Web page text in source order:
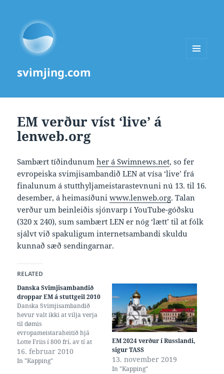
svimjing.com
EM verður víst ‘live’ á
lenweb.org
Sambært tíðindunumher á Swimnews.net, so fer
evropeiska svimjisambandið LEN at vísa ‘live’ frá
finalunum á stutthyljameistarastevnuni nú 13. til 16.
desember, á heimasíðuniwww.lenweb.org. Talan
verður um beinleiðis sjónvarp í YouTube-góðsku
(320 x 240), sum sambært LEN er nóg ‘lætt’ til at fólk
sjálvt við spakuligum internetsambandi skuldu
kunnað sæð sendingarnar.
RELATED
Danska Svimjisambandið
droppar EM á stuttgeil 2010
Danska Svimjisambandið
hevur valt ikki at vilja verja
til dømis
evropameistaraheitið hjá
Lotte Friis í 800 frí, av tí at
evropameistarastevnan á
stuttgeil eftir ætlan er bara
16. februar 2010
In "Kapping"
EM 2024 verður í Russlandi,
sigur TASS
13. november 2019
In "Kapping"